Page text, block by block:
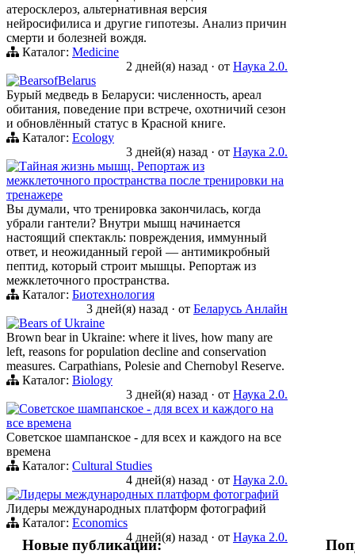
атеросклероз, альтернативная версия
нейросифилиса и другие гипотезы. Анализ причин
смерти и болезней вождя.
Каталог: Medicine
2 дней(я) назад · от Наука 2.0.
BearsofBelarus
Бурый медведь в Беларуси: численность, ареал
обитания, поведение при встрече, охотничий сезон
и обновлённый статус в Красной книге.
Каталог: Ecology
3 дней(я) назад · от Наука 2.0.
Тайная жизнь мышц. Репортаж из
межклеточного пространства после тренировки на
тренажере
Вы думали, что тренировка закончилась, когда
убрали гантели? Внутри мышц начинается
настоящий спектакль: повреждения, иммунный
ответ, и неожиданный герой — антимикробный
пептид, который строит мышцы. Репортаж из
межклеточного пространства.
Каталог: Биотехнология
3 дней(я) назад · от Беларусь Анлайн
Bears of Ukraine
Brown bear in Ukraine: where it lives, how many are
left, reasons for population decline and conservation
measures. Carpathians, Polesie and Chernobyl Reserve.
Каталог: Biology
3 дней(я) назад · от Наука 2.0.
Советское шампанское - для всех и каждого на
все времена
Советское шампанское - для всех и каждого на все
времена
Каталог: Cultural Studies
4 дней(я) назад · от Наука 2.0.
Лидеры международных платформ фотографий
Лидеры международных платформ фотографий
Каталог: Economics
4 дней(я) назад · от Наука 2.0.
Новые публикации: